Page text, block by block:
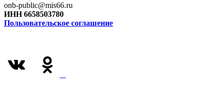
onb-public@mis66.ru
ИНН 6658503780
Пользовательское соглашение